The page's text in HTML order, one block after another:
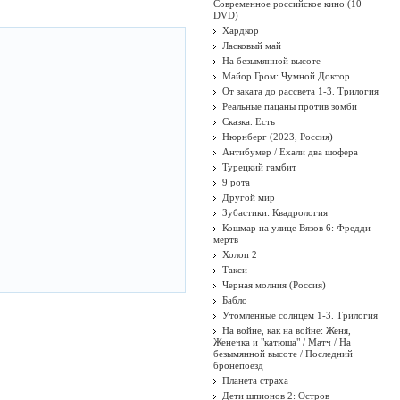
Современное российское кино (10
DVD)
Хардкор
Ласковый май
На безымянной высоте
Майор Гром: Чумной Доктор
От заката до рассвета 1-3. Трилогия
Реальные пацаны против зомби
Сказка. Есть
Нюрнберг (2023, Россия)
Антибумер / Ехали два шофера
Турецкий гамбит
9 рота
Другой мир
Зубастики: Квадрология
Кошмар на улице Вязов 6: Фредди
мертв
Холоп 2
Такси
Черная молния (Россия)
Бабло
Утомленные солнцем 1-3. Трилогия
На войне, как на войне: Женя,
Женечка и "катюша" / Матч / На
безымянной высоте / Последний
бронепоезд
Планета страха
Дети шпионов 2: Остров